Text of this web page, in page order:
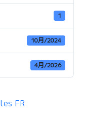
1
10月/2024
4月/2026
FR